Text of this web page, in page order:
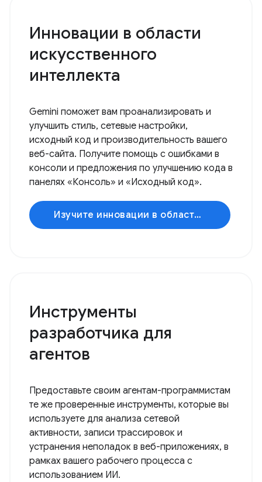
Инновации в области
искусственного
интеллекта
Gemini поможет вам проанализировать и
улучшить стиль, сетевые настройки,
исходный код и производительность вашего
веб-сайта. Получите помощь с ошибками в
консоли и предложения по улучшению кода в
панелях «Консоль» и «Исходный код».
Изучите инновации в области искусственного интеллекта.
Инструменты
разработчика для
агентов
Предоставьте своим агентам-программистам
те же проверенные инструменты, которые вы
используете для анализа сетевой
активности, записи трассировок и
устранения неполадок в веб-приложениях, в
рамках вашего рабочего процесса с
использованием ИИ.